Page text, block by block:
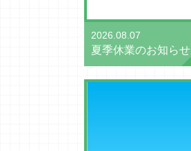
2026.08.07
夏季休業のお知らせ